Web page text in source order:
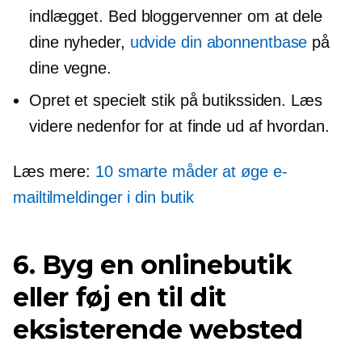
indlægget. Bed bloggervenner om at dele
dine nyheder, udvide din abonnentbase på
dine vegne.
Opret et specielt stik på butikssiden. Læs
videre nedenfor for at finde ud af hvordan.
Læs mere: 10 smarte måder at øge e-
mailtilmeldinger i din butik
6. Byg en onlinebutik
eller føj en til dit
eksisterende websted